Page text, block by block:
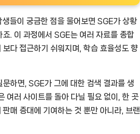
들이 궁금한 점을 물어보면 SGE가 상황
. 이 과정에서 SGE는 여러 자료를 종합
다 접근하기 쉬워지며, 학습 효율성도 향
하면, SGE가 그에 대한 검색 결과를 생
여러 사이트를 돌아 다닐 필요 없이, 한 곳
매 증대에 기여하는 것 뿐만 아니라, 브랜